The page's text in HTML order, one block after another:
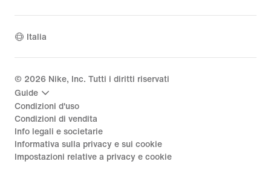
Italia
© 2026 Nike, Inc. Tutti i diritti riservati
Guide
Condizioni d'uso
Condizioni di vendita
Info legali e societarie
Informativa sulla privacy e sui cookie
Impostazioni relative a privacy e cookie